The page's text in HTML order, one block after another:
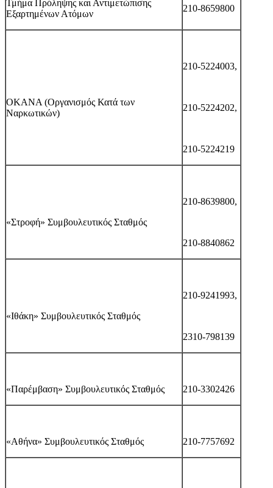
Τμήμα Πρόληψης και Αντιμετώπισης
Εξαρτημένων Ατόμων
210-8659800
ΟΚΑΝΑ (Οργανισμός Κατά των
Ναρκωτικών)
210-5224003,
210-5224202,
210-5224219
«Στροφή» Συμβουλευτικός Σταθμός
210-8639800,
210-8840862
«Ιθάκη» Συμβουλευτικός Σταθμός
210-9241993,
2310-798139
«Παρέμβαση» Συμβουλευτικός Σταθμός 210-3302426
«Αθήνα» Συμβουλευτικός Σταθμός 210-7757692